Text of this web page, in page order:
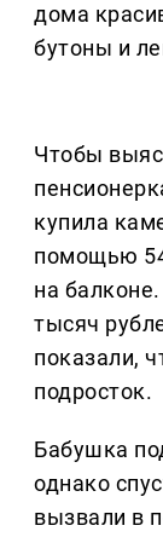
дома
бутоны и
Чтобы
купила
помощью
на
тысяч
показали,
подросток.
Бабушка
однако
вызвали в